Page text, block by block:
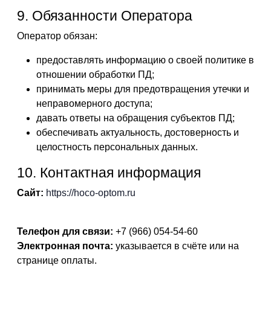
9. Обязанности Оператора
Оператор обязан:
предоставлять информацию о своей политике в
отношении обработки ПД;
принимать меры для предотвращения утечки и
неправомерного доступа;
давать ответы на обращения субъектов ПД;
обеспечивать актуальность, достоверность и
целостность персональных данных.
10. Контактная информация
Сайт: https://hoco-optom.ru
Телефон для связи: +7 (966) 054-54-60
Электронная почта: указывается в счёте или на
странице оплаты.